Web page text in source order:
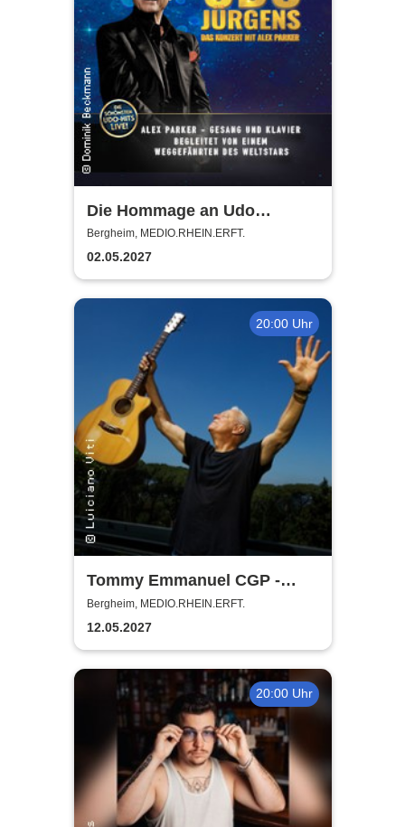
Die Hommage an Udo
Jürgens - Das Konzert mit
Alex Parker
Bergheim, MEDIO.RHEIN.ERFT.
02.05.2027
20:00 Uhr
Tommy Emmanuel CGP -
Living in the Light Tour
Bergheim, MEDIO.RHEIN.ERFT.
12.05.2027
20:00 Uhr